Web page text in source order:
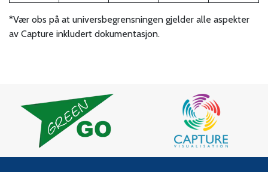
*Vær obs på at universbegrensningen gjelder alle aspekter
av Capture inkludert dokumentasjon.